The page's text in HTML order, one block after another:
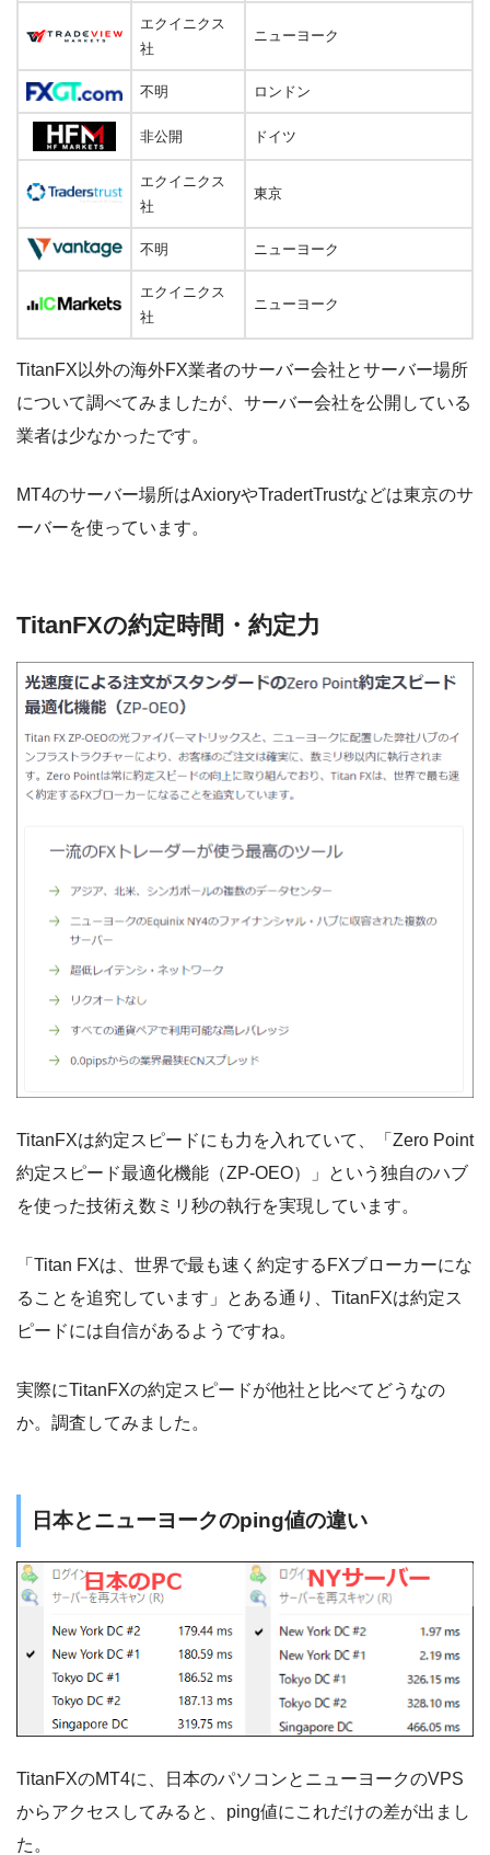
エクイニクス
社
ニューヨーク
不明 ロンドン
非公開 ドイツ
エクイニクス
社
東京
不明 ニューヨーク
エクイニクス
社
ニューヨーク
TitanFX以外の海外FX業者のサーバー会社とサーバー場所
について調べてみましたが、サーバー会社を公開している
業者は少なかったです。
MT4のサーバー場所はAxioryやTradertTrustなどは東京のサ
ーバーを使っています。
TitanFXの約定時間・約定力
TitanFXは約定スピードにも力を入れていて、「Zero Point
約定スピード最適化機能（ZP-OEO）」という独自のハブ
を使った技術え数ミリ秒の執行を実現しています。
「Titan FXは、世界で最も速く約定するFXブローカーにな
ることを追究しています」とある通り、TitanFXは約定ス
ピードには自信があるようですね。
実際にTitanFXの約定スピードが他社と比べてどうなの
か。調査してみました。
日本とニューヨークのping値の違い
TitanFXのMT4に、日本のパソコンとニューヨークのVPS
からアクセスしてみると、ping値にこれだけの差が出まし
た。